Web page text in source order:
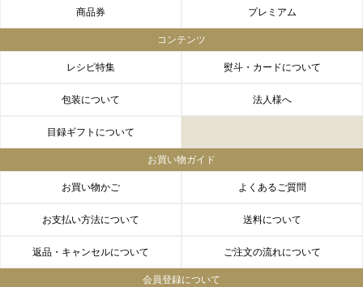
商品券 プレミアム
コンテンツ
レシピ特集 熨斗・カードについて
包装について 法人様へ
目録ギフトについて
お買い物ガイド
お買い物かご よくあるご質問
お支払い方法について 送料について
返品・キャンセルについて ご注文の流れについて
会員登録について